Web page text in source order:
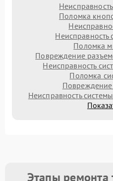
Поломка
Неисправность
Поломка
Повреждение
Неисправность
Поломка
Повреждение
Неисправность
Этапы ремонта